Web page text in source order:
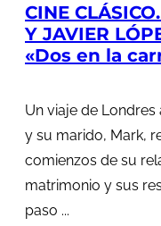
CINE
Y JAVIER
«Dos en la
Un viaje de Londres
y su marido, Mark,
comienzos de su
matrimonio y sus
paso ...